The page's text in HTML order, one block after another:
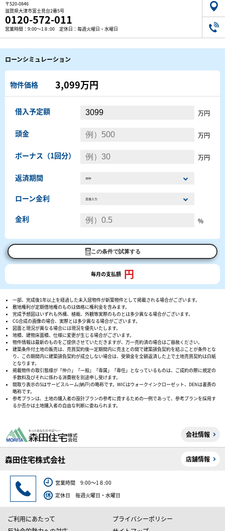
〒520-0846
滋賀県大津市富士見台2番5号
0120-572-011
営業時間：9:00～1８:00 定休日：毎週火曜日・水曜日
ローンシミュレーション
物件価格 3,099万円
借入予定額 万円
頭金 万円
ボーナス（1回分） 万円
返済期間
ローン金利
金利 %
この条件で試算する
毎月の支払額 円
一部、完成後1年以上を経過した未入居物件が新築物件として掲載される場合がございます。
敷地権利が定期借地権のものは価格に権利金を含みます。
完成予想図はいずれも外構、植栽、外観等実際のものとは多少異なる場合がございます。
CG合成の画像の場合、実際とは多少異なる場合がございます。
図面と現況が異なる場合には現況を優先いたします。
地積、建物床面積、仕様に変更が生じる場合がございます。
物件情報は最新のものをご提供させていただきますが、万一売約済の場合はご容赦ください。
建築条件付土地の販売は、売買契約後一定期間内に売主との間で建築請負契約を結ぶことが条件とな
り、この期間内に建築請負契約が成立しない場合は、受領金を全額返済した上で土地売買契約は白紙
となります。
掲載物件の取引態様が「仲介」「一般」「専属」「専任」となっているものは、ご成約の際に規定の
手数料及びそれに係わる消費税を別途申し受けます。
間取り表示のSはサービスルーム(納戸)の略称です。WICはウォークインクローゼット、DENは書斎の
略称です。
参考プランは、土地の購入者の設計プランの参考に資するための一例であって、参考プランを採用す
るか否かは土地購入者の自由な判断に委ねられます。
会社情報
森田住宅株式会社 店舗情報
営業時間 9:00～1８:00
定休日 毎週火曜日・水曜日
ご利用にあたって
プライバシーポリシー